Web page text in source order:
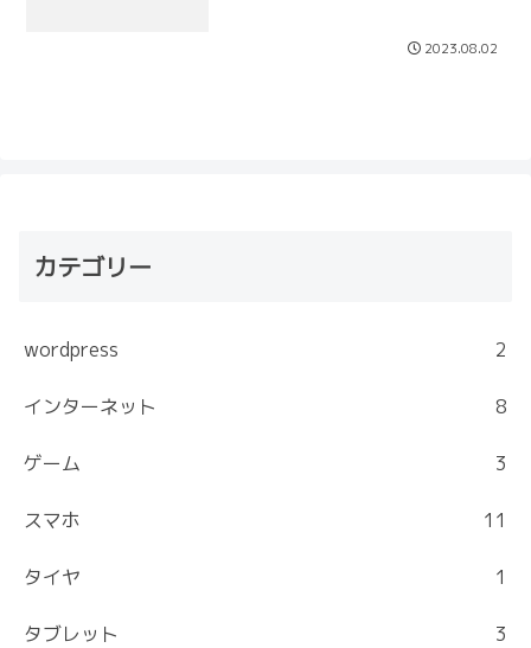
2023.08.02
カテゴリー
wordpress 2
インターネット 8
ゲーム 3
スマホ 11
タイヤ 1
タブレット 3